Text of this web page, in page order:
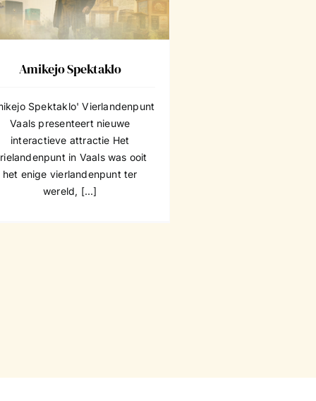
Amikejo Spektaklo
Spektaklo' Vierlandenpunt
Vaals presenteert nieuwe
interactieve attractie Het
in Vaals was ooit
het enige vierlandenpunt ter
wereld, [...]